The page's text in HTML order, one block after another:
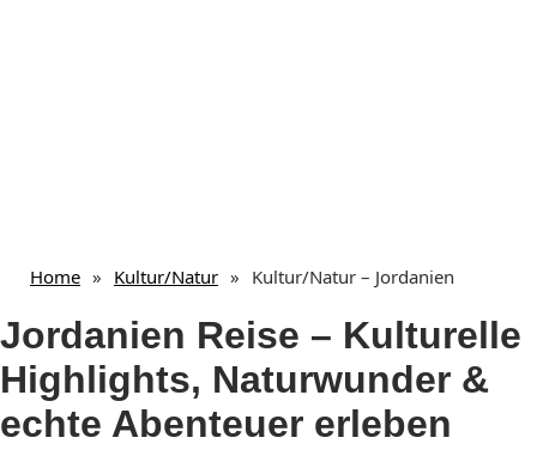
Home » Kultur/Natur » Kultur/Natur – Jordanien
Jordanien Reise – Kulturelle
Highlights, Naturwunder &
echte Abenteuer erleben